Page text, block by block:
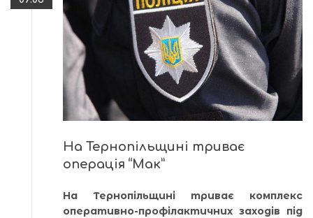
На Тернопільщині триває
операція “Мак”
На Тернопільщині триває комплекс
оперативно-профілактичних заходів під